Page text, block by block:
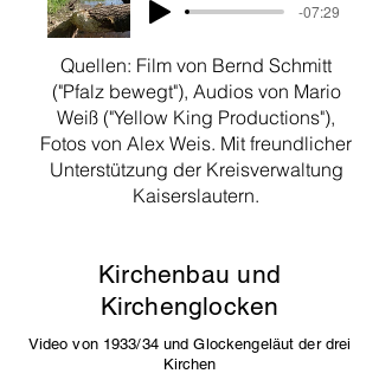
-07:29
Quellen: Film von Bernd Schmitt
("Pfalz bewegt"), Audios von Mario
Weiß ("Yellow King Productions"),
Fotos von Alex Weis. Mit freundlicher
Unterstützung der Kreisverwaltung
Kaiserslautern.
Kirchenbau und
Kirchenglocken
Video von 1933/34 und Glockengeläut der drei
Kirchen